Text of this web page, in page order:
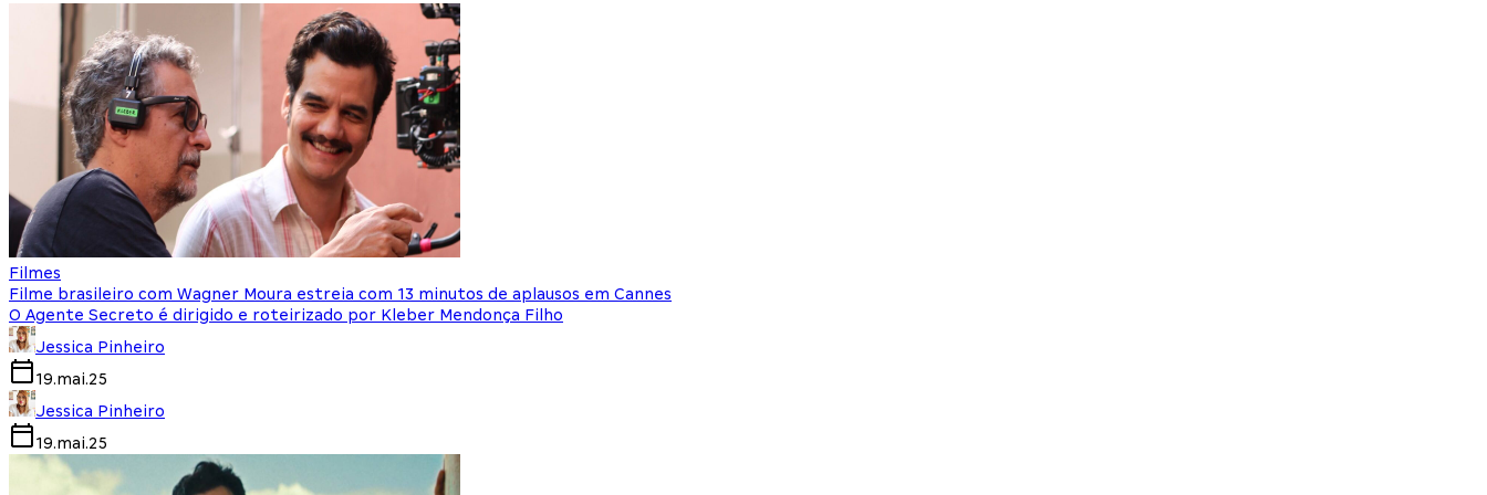
Filmes
Filme brasileiro com Wagner Moura estreia com 13 minutos de aplausos em Cannes
O Agente Secreto é dirigido e roteirizado por Kleber Mendonça Filho
Jessica Pinheiro
19.mai.25
Jessica Pinheiro
19.mai.25